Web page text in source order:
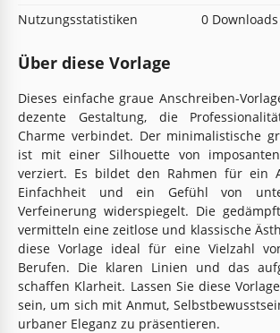
Nutzungsstatistiken
0
Über diese Vorlage
Dieses einfache graue Anschreiben-
dezente Gestaltung, die
Charme verbindet. Der minimalistische
ist mit einer Silhouette von imposanten
verziert. Es bildet den Rahmen für ein
Einfachheit und ein Gefühl von
Verfeinerung widerspiegelt. Die
vermitteln eine zeitlose und klassische
diese Vorlage ideal für eine Vielzahl
Berufen. Die klaren Linien und das
schaffen Klarheit. Lassen Sie diese
sein, um sich mit Anmut,
urbaner Eleganz zu präsentieren.